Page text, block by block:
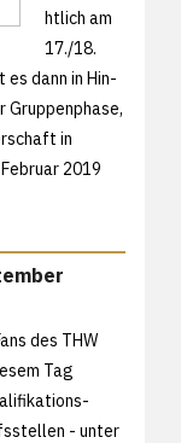
htlich am
17./18.
dann in Hin-
Gruppenphase,
in
2019
des THW
Tag
- unter